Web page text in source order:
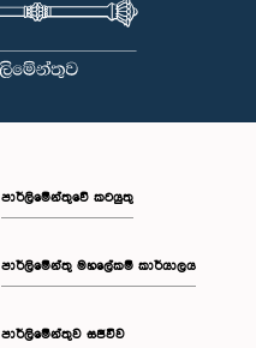
පාර්ලිමේන්තුවේ කටයුතු
පාර්ලිමේන්තු මහලේකම් කාර්යාලය
පාර්ලිමේන්තුව සජීවීව